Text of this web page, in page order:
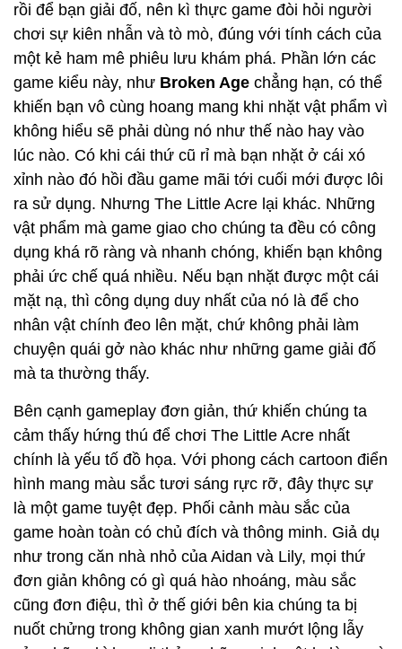
rồi để bạn giải đố, nên kì thực game đòi hỏi người
chơi sự kiên nhẫn và tò mò, đúng với tính cách của
một kẻ ham mê phiêu lưu khám phá. Phần lớn các
game kiểu này, như Broken Age chẳng hạn, có thể
khiến bạn vô cùng hoang mang khi nhặt vật phẩm vì
không hiểu sẽ phải dùng nó như thế nào hay vào
lúc nào. Có khi cái thứ cũ rỉ mà bạn nhặt ở cái xó
xỉnh nào đó hồi đầu game mãi tới cuối mới được lôi
ra sử dụng. Nhưng The Little Acre lại khác. Những
vật phẩm mà game giao cho chúng ta đều có công
dụng khá rõ ràng và nhanh chóng, khiến bạn không
phải ức chế quá nhiều. Nếu bạn nhặt được một cái
mặt nạ, thì công dụng duy nhất của nó là để cho
nhân vật chính đeo lên mặt, chứ không phải làm
chuyện quái gở nào khác như những game giải đố
mà ta thường thấy.
Bên cạnh gameplay đơn giản, thứ khiến chúng ta
cảm thấy hứng thú để chơi The Little Acre nhất
chính là yếu tố đồ họa. Với phong cách cartoon điển
hình mang màu sắc tươi sáng rực rỡ, đây thực sự
là một game tuyệt đẹp. Phối cảnh màu sắc của
game hoàn toàn có chủ đích và thông minh. Giả dụ
như trong căn nhà nhỏ của Aidan và Lily, mọi thứ
đơn giản không có gì quá hào nhoáng, màu sắc
cũng đơn điệu, thì ở thế giới bên kia chúng ta bị
nuốt chửng trong không gian xanh mướt lộng lẫy